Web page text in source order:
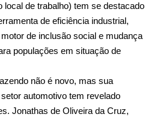
local de trabalho) tem se destacado
de eficiência industrial,
de inclusão social e mudança
populações em situação de
não é novo, mas sua
automotivo tem revelado
Jonathas de Oliveira da Cruz,